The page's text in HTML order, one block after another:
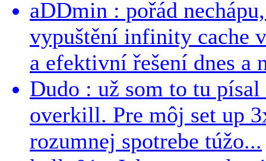
aDDmin : pořád
vypuštění infinity cache
a efektivní řešení dnes a
Dudo : už som to tu
overkill. Pre môj set up
rozumnej spotrebe túžo...